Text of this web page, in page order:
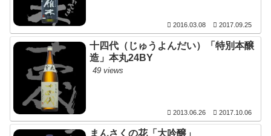
2016.03.08 2017.09.25
十四代（じゅうよんだい）「特別本醸
造」本丸24BY
49 views
2013.06.26 2017.10.06
まんさくの花「大吟醸」